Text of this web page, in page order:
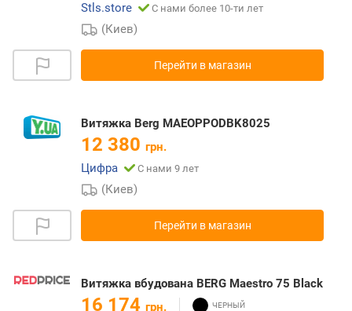
Stls.store
С нами более 10-ти лет
(Киев)
Перейти в магазин
Витяжка Berg MAEOPPODBK8025
12 380 грн.
Цифра
С нами 9 лет
(Киев)
Перейти в магазин
Витяжка вбудована BERG Maestro 75 Black
16 174 грн.